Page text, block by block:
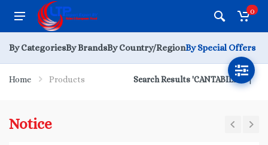
0
By CategoriesBy BrandsBy Country/RegionBy Special Offers
Home Products Search Results 'CANTABILE'
Notice